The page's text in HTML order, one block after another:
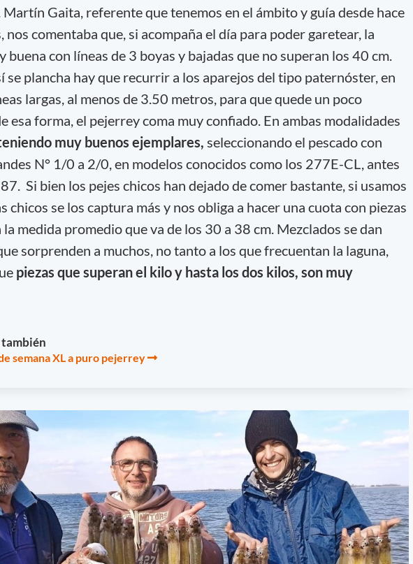
Gaita, referente que tenemos en el ámbito y guía desde hace
nos comentaba que, si acompaña el día para poder garetear, la
buena con líneas de 3 boyas y bajadas que no superan los 40 cm.
se plancha hay que recurrir a los aparejos del tipo paternóster, en
largas, al menos de 3.50 metros, para que quede un poco
esa forma, el pejerrey coma muy confiado. En ambas modalidades
muy buenos ejemplares, seleccionando el pescado con
N° 1/0 a 2/0, en modelos conocidos como los 277E-CL, antes
Si bien los pejes chicos han dejado de comer bastante, si usamos
chicos se los captura más y nos obliga a hacer una cuota con piezas
la medida promedio que va de los 30 a 38 cm. Mezclados se dan
sorprenden a muchos, no tanto a los que frecuentan la laguna,
piezas que superan el kilo y hasta los dos kilos, son muy
también
semana XL a puro pejerrey